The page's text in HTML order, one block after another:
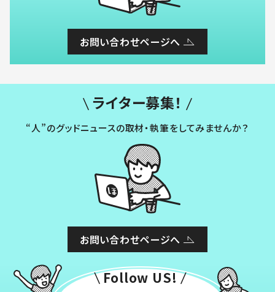
お問い合わせページへ
ライター募集！
“人”のグッドニュースの取材・執筆をしてみませんか？
お問い合わせページへ
Follow US!